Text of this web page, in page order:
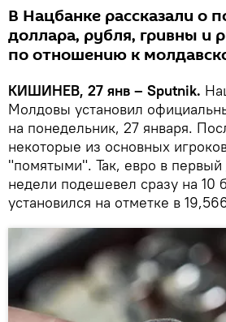
В Нацбанке рассказали о
доллара, рубля, гривны и
по отношению к
КИШИНЕВ, 27 янв – Sputnik.
Молдовы установил
на понедельник, 27 января.
некоторые из основных
"помятыми". Так, евро в первый
недели подешевел сразу на 10
установился на отметке в